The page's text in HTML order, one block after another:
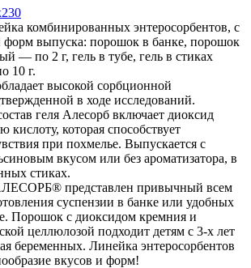
комбинированных энтеросорбентов, с
выпуска: порошок в банке, порошок
— по 2 г, гель в тубе, гель в стиках
10 г.
высокой сорбционной
в ходе исследований.
геля Алесорб включает диоксид
кислоту, которая способствует
при похмелье. Выпускается с
вкусом или без ароматизатора, в
стиках.
представлен привычный всем
суспензии в банке или удобных
Порошок с диоксидом кремния и
целлюлозой подходит детям с 3-х лет
беременных. Линейка энтеросорбентов
вкусов и форм!